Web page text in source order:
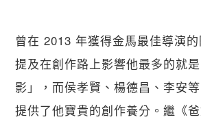
曾在 2013 年獲得金馬最佳導演
提及在創作路上影響他最多的就
影」，而侯孝賢、楊德昌、李安
提供了他寶貴的創作養分。繼《